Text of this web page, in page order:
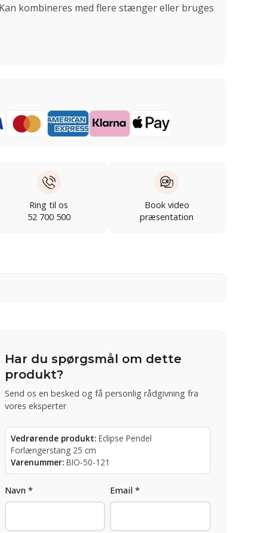
kombineres med flere stænger eller bruges
Ring til os
52 700 500
Book video
præsentation
Har du spørgsmål om dette
produkt?
Send os en besked og få personlig rådgivning fra
vores eksperter
Vedrørende produkt: Eclipse Pendel
Forlængerstang 25 cm
Varenummer: BIO-50-121
Navn * Email *